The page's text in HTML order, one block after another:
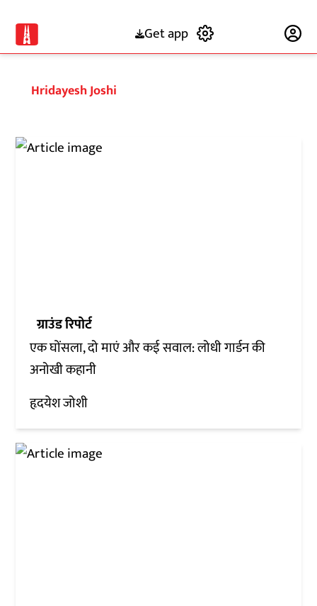
Get app
Hridayesh Joshi
ग्राउंड रिपोर्ट
एक घोंसला, दो माएं और कई सवाल: लोधी गार्डन की
अनोखी कहानी
हृदयेश जोशी